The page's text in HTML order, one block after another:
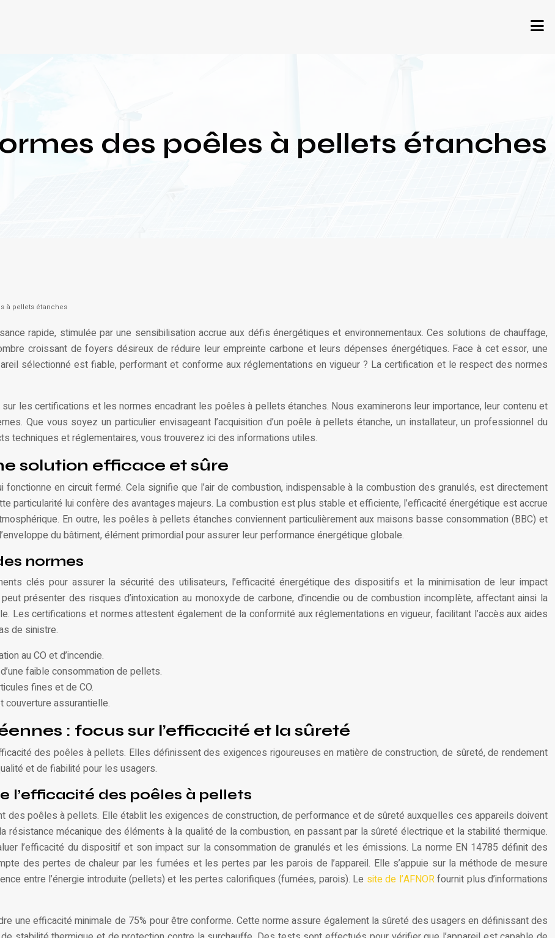
des poêles à pellets étanches
à pellets étanches
rapide, stimulée par une sensibilisation accrue aux défis énergétiques et environnementaux. Ces solutions de chauffage,
croissant de foyers désireux de réduire leur empreinte carbone et leurs dépenses énergétiques. Face à cet essor, une
sélectionné est fiable, performant et conforme aux réglementations en vigueur ? La certification et le respect des normes
les certifications et les normes encadrant les poêles à pellets étanches. Nous examinerons leur importance, leur contenu et
Que vous soyez un particulier envisageant l’acquisition d’un poêle à pellets étanche, un installateur, un professionnel du
techniques et réglementaires, vous trouverez ici des informations utiles.
solution efficace et sûre
en circuit fermé. Cela signifie que l’air de combustion, indispensable à la combustion des granulés, est directement
particularité lui confère des avantages majeurs. La combustion est plus stable et efficiente, l’efficacité énergétique est accrue
En outre, les poêles à pellets étanches conviennent particulièrement aux maisons basse consommation (BBC) et
du bâtiment, élément primordial pour assurer leur performance énergétique globale.
normes
clés pour assurer la sécurité des utilisateurs, l’efficacité énergétique des dispositifs et la minimisation de leur impact
présenter des risques d’intoxication au monoxyde de carbone, d’incendie ou de combustion incomplète, affectant ainsi la
Les certifications et normes attestent également de la conformité aux réglementations en vigueur, facilitant l’accès aux aides
de sinistre.
au CO et d’incendie.
faible consommation de pellets.
fines et de CO.
couverture assurantielle.
: focus sur l’efficacité et la sûreté
des poêles à pellets. Elles définissent des exigences rigoureuses en matière de construction, de sûreté, de rendement
et de fiabilité pour les usagers.
l’efficacité des poêles à pellets
des poêles à pellets. Elle établit les exigences de construction, de performance et de sûreté auxquelles ces appareils doivent
résistance mécanique des éléments à la qualité de la combustion, en passant par la sûreté électrique et la stabilité thermique.
l’efficacité du dispositif et son impact sur la consommation de granulés et les émissions. La norme EN 14785 définit des
des pertes de chaleur par les fumées et les pertes par les parois de l’appareil. Elle s’appuie sur la méthode de mesure
entre l’énergie introduite (pellets) et les pertes calorifiques (fumées, parois). Le site de l’AFNORfournit plus d’informations
une efficacité minimale de 75% pour être conforme. Cette norme assure également la sûreté des usagers en définissant des